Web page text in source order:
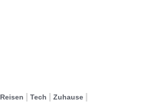
Reisen Tech Zuhause